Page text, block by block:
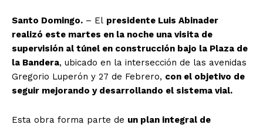
Santo Domingo. – El presidente Luis Abinader
realizó este martes en la noche una visita de
supervisión al túnel en construcción bajo la Plaza de
la Bandera, ubicado en la intersección de las avenidas
Gregorio Luperón y 27 de Febrero, con el objetivo de
seguir mejorando y desarrollando el sistema vial.
Esta obra forma parte de un plan integral de